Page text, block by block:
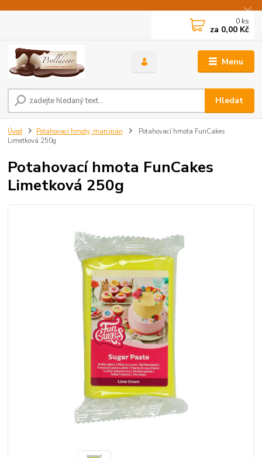
Menu
Hledat
0 ks
za 0,00 Kč
Úvod Potahovací hmoty, marcipán
Potahovací hmota FunCakes
Limetková 250g
Potahovací hmota FunCakes
Limetková 250g